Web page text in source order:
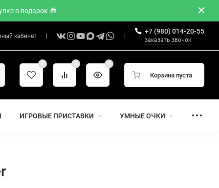
в подарок 🎁
кабинет
+7 (980) 014-20-55
заказать звонок
0 0 0
Корзина пуста
ИГРОВЫЕ ПРИСТАВКИ УМНЫЕ ОЧКИ